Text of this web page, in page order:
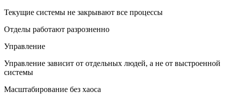
Текущие системы не закрывают все процессы
Отделы работают разрозненно
Управление
Управление зависит от отдельных людей, а не от выстроенной
системы
Масштабирование без хаоса